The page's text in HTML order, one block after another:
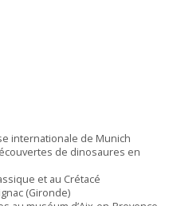
internationale de Munich
de dinosaures en
et au Crétacé
(Gironde)